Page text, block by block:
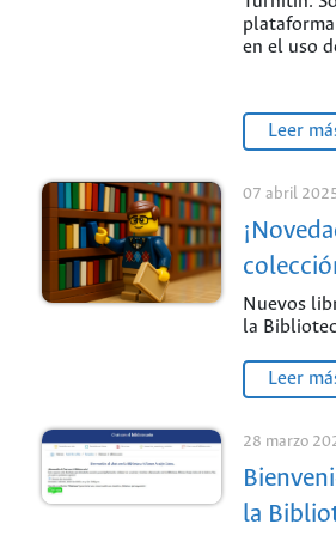
en el uso
Leer
07 abril
Nuevos
la
Leer
28 marzo
la